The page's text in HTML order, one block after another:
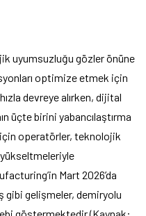
uyumsuzluğu gözler önüne
optimize etmek için
devreye alırken, dijital
üçte birini yabancılaştırma
operatörler, teknolojik
Mart 2026’da
gibi gelişmeler, demiryolu